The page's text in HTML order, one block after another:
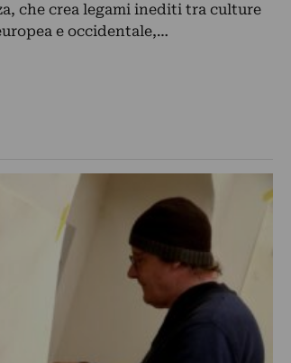
che crea legami inediti tra culture
e occidentale,…